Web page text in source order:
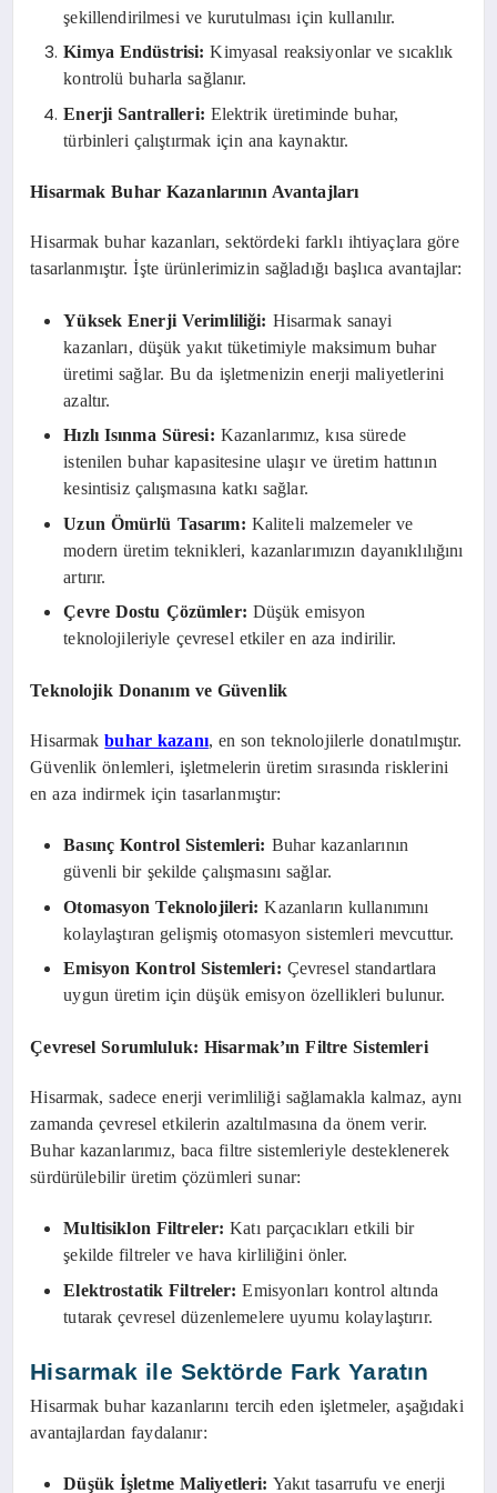
şekillendirilmesi ve kurutulması için kullanılır.
Kimya Endüstrisi: Kimyasal reaksiyonlar ve sıcaklık
kontrolü buharla sağlanır.
Enerji Santralleri: Elektrik üretiminde buhar,
türbinleri çalıştırmak için ana kaynaktır.
Hisarmak Buhar Kazanlarının Avantajları
Hisarmak buhar kazanları, sektördeki farklı ihtiyaçlara göre
tasarlanmıştır. İşte ürünlerimizin sağladığı başlıca avantajlar:
Yüksek Enerji Verimliliği: Hisarmak sanayi
kazanları, düşük yakıt tüketimiyle maksimum buhar
üretimi sağlar. Bu da işletmenizin enerji maliyetlerini
azaltır.
Hızlı Isınma Süresi: Kazanlarımız, kısa sürede
istenilen buhar kapasitesine ulaşır ve üretim hattının
kesintisiz çalışmasına katkı sağlar.
Uzun Ömürlü Tasarım: Kaliteli malzemeler ve
modern üretim teknikleri, kazanlarımızın dayanıklılığını
artırır.
Çevre Dostu Çözümler: Düşük emisyon
teknolojileriyle çevresel etkiler en aza indirilir.
Teknolojik Donanım ve Güvenlik
Hisarmakbuhar kazanı, en son teknolojilerle donatılmıştır.
Güvenlik önlemleri, işletmelerin üretim sırasında risklerini
en aza indirmek için tasarlanmıştır:
Basınç Kontrol Sistemleri: Buhar kazanlarının
güvenli bir şekilde çalışmasını sağlar.
Otomasyon Teknolojileri: Kazanların kullanımını
kolaylaştıran gelişmiş otomasyon sistemleri mevcuttur.
Emisyon Kontrol Sistemleri: Çevresel standartlara
uygun üretim için düşük emisyon özellikleri bulunur.
Çevresel Sorumluluk: Hisarmak’ın Filtre Sistemleri
Hisarmak, sadece enerji verimliliği sağlamakla kalmaz, aynı
zamanda çevresel etkilerin azaltılmasına da önem verir.
Buhar kazanlarımız, baca filtre sistemleriyle desteklenerek
sürdürülebilir üretim çözümleri sunar:
Multisiklon Filtreler: Katı parçacıkları etkili bir
şekilde filtreler ve hava kirliliğini önler.
Elektrostatik Filtreler: Emisyonları kontrol altında
tutarak çevresel düzenlemelere uyumu kolaylaştırır.
Hisarmak ile Sektörde Fark Yaratın
Hisarmak buhar kazanlarını tercih eden işletmeler, aşağıdaki
avantajlardan faydalanır:
Düşük İşletme Maliyetleri: Yakıt tasarrufu ve enerji